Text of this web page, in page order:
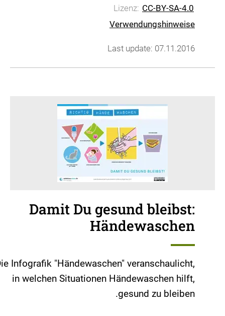
Lizenz: CC-BY-SA-4.0
Verwendungshinweise
Last update: 07.11.2016
Damit Du gesund bleibst:
Händewaschen
Infografik "Händewaschen" veranschaulicht,
in welchen Situationen Händewaschen hilft,
gesund zu bleiben.